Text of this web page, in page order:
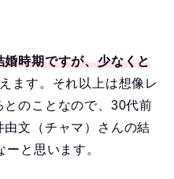
婚時期ですが、少なくと
ます。それ以上は想像レ
のことなので、30代前
文（チャマ）さんの結
と思います。